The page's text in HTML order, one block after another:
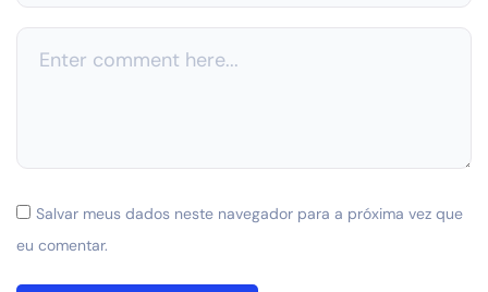
Salvar meus dados neste navegador para a próxima vez que
eu comentar.